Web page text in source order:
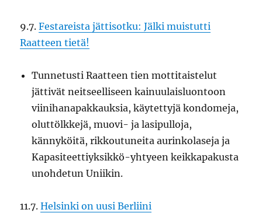
9.7.Festareista jättisotku: Jälki muistutti
Raatteen tietä!
Tunnetusti Raatteen tien mottitaistelut
jättivät neitseelliseen kainuulaisluontoon
viinihanapakkauksia, käytettyjä kondomeja,
oluttölkkejä, muovi- ja lasipulloja,
kännyköitä, rikkoutuneita aurinkolaseja ja
Kapasiteettiyksikkö-yhtyeen keikkapakusta
unohdetun Uniikin.
11.7.Helsinki on uusi Berliini